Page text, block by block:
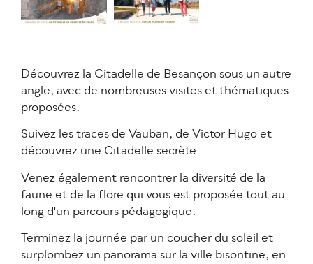
Découvrez la Citadelle de Besançon sous un autre
angle, avec de nombreuses visites et thématiques
proposées.
Suivez les traces de Vauban, de Victor Hugo et
découvrez une Citadelle secrète...
Venez également rencontrer la diversité de la
faune et de la flore qui vous est proposée tout au
long d'un parcours pédagogique.
Terminez la journée par un coucher du soleil et
surplombez un panorama sur la ville bisontine, en